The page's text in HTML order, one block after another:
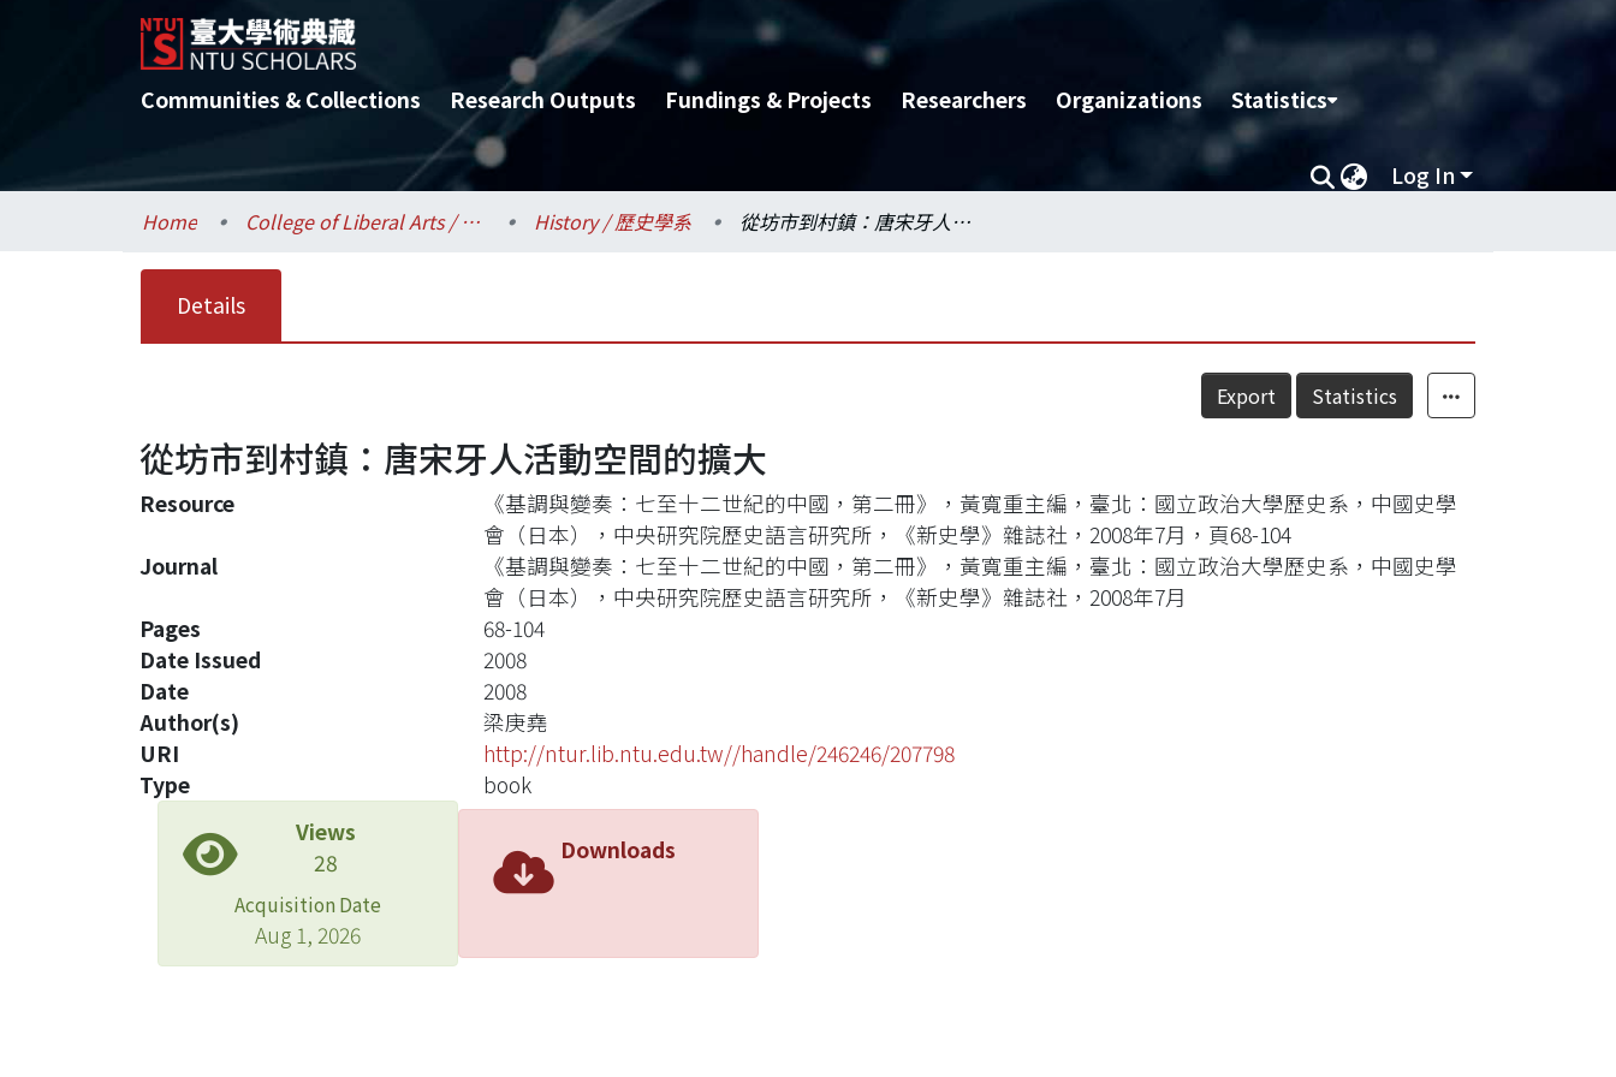
Communities & Collections Research Outputs Fundings & Projects Researchers Organizations Statistics
Log In
Home College of Liberal Arts / 文學院 History / 歷史學系 從坊市到村鎮：唐宋牙人活動空間的擴大
Details
Export Statistics
從坊市到村鎮：唐宋牙人活動空間的擴大
Resource
《基調與變奏：七至十二世紀的中國，第二冊》，黃寬重主編，臺北：國立政治大學歷史系，中國史學
會（日本），中央研究院歷史語言研究所，《新史學》雜誌社，2008年7月，頁68-104
Journal
《基調與變奏：七至十二世紀的中國，第二冊》，黃寬重主編，臺北：國立政治大學歷史系，中國史學
會（日本），中央研究院歷史語言研究所，《新史學》雜誌社，2008年7月
Pages
68-104
Date Issued
2008
Date
2008
Author(s)
梁庚堯
URI
http://ntur.lib.ntu.edu.tw//handle/246246/207798
Type
book
Views
28
Acquisition Date
Aug 1, 2026
Downloads